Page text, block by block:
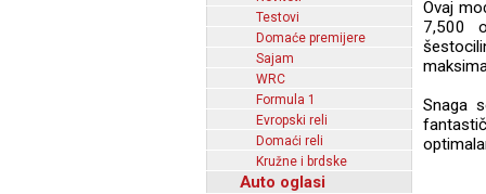
Testovi
Domaće premijere
Sajam
WRC
Formula 1
Evropski reli
Domaći reli
Kružne i brdske
Auto oglasi
Ovaj
7,500
Snaga